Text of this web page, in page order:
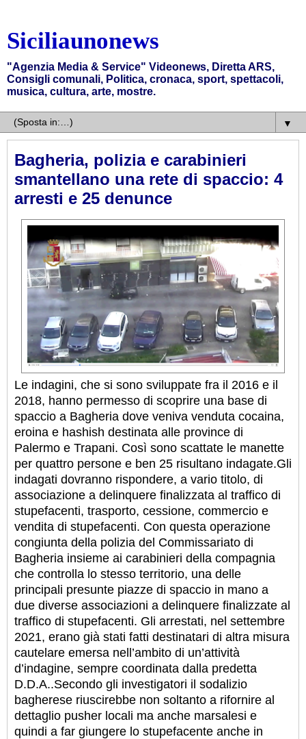
Siciliaunonews
"Agenzia Media & Service" Videonews, Diretta ARS,
Consigli comunali, Politica, cronaca, sport, spettacoli,
musica, cultura, arte, mostre.
▼
Bagheria, polizia e carabinieri
smantellano una rete di spaccio: 4
arresti e 25 denunce
Le indagini, che si sono sviluppate fra il 2016 e il
2018, hanno permesso di scoprire una base di
spaccio a Bagheria dove veniva venduta cocaina,
eroina e hashish destinata alle province di
Palermo e Trapani. Così sono scattate le manette
per quattro persone e ben 25 risultano indagate.Gli
indagati dovranno rispondere, a vario titolo, di
associazione a delinquere finalizzata al traffico di
stupefacenti, trasporto, cessione, commercio e
vendita di stupefacenti. Con questa operazione
congiunta della polizia del Commissariato di
Bagheria insieme ai carabinieri della compagnia
che controlla lo stesso territorio, una delle
principali presunte piazze di spaccio in mano a
due diverse associazioni a delinquere finalizzate al
traffico di stupefacenti. Gli arrestati, nel settembre
2021, erano già stati fatti destinatari di altra misura
cautelare emersa nell’ambito di un’attività
d’indagine, sempre coordinata dalla predetta
D.D.A..Secondo gli investigatori il sodalizio
bagherese riuscirebbe non soltanto a rifornire al
dettaglio pusher locali ma anche marsalesi e
quindi a far giungere lo stupefacente anche in